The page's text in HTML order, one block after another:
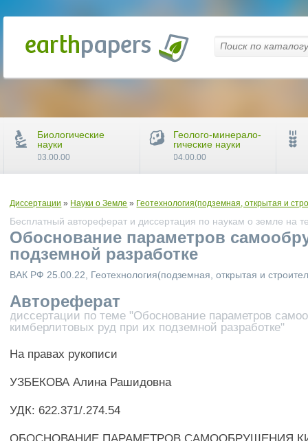
Диссертации » Науки о Земле » Геотехнология(подземная, открытая и
Бесплатный автореферат и диссертация по наукам о земле на
Обоснование параметров
подземной разработке
ВАК РФ 25.00.22, Геотехнология(подземная, открытая и
Автореферат
диссертации по теме "Обоснование параметров
кимберлитовых руд при их подземной разработке"
На правах рукописи
УЗБЕКОВА Алина Рашидовна
УДК: 622.371/.274.54
ОБОСНОВАНИЕ ПАРАМЕТРОВ САМООБРУШЕНИЯ
Биологические
науки
03.00.00
Геолого-минерало-
гические науки
04.00.00